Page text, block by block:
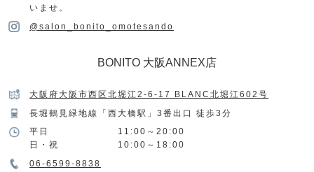
いませ。
@salon_bonito_omotesando
BONITO 大阪ANNEX店
大阪府大阪市西区北堀江2-6-17 BLANC北堀江602号
長堀鶴見緑地線「西大橋駅」3番出口 徒歩3分
平日
11:00～20:00
日・祝
10:00～18:00
06-6599-8838